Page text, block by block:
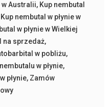
w Australii, Kup nembutal
Kup nembutal w płynie w
w płynie w Wielkiej
na sprzedaż,
w pobliżu,
w płynie,
płynie, Zamów